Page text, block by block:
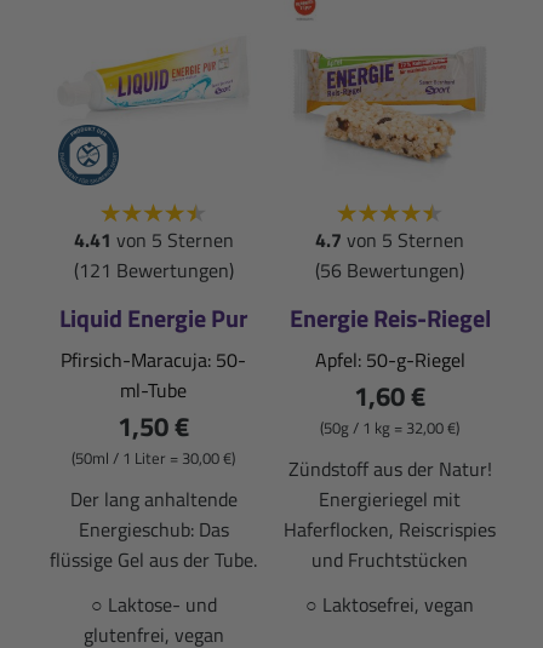
4.41 von 5 Sternen
(121 Bewertungen)
Liquid Energie Pur
Pfirsich-Maracuja: 50-
ml-Tube
1,50 €
(50ml / 1 Liter = 30,00 €)
Der lang anhaltende
Energieschub: Das
flüssige Gel aus der Tube.
○ Laktose- und
glutenfrei, vegan
4.7 von 5 Sternen
(56 Bewertungen)
Energie Reis-Riegel
Apfel: 50-g-Riegel
1,60 €
(50g / 1 kg = 32,00 €)
Zündstoff aus der Natur!
Energieriegel mit
Haferflocken, Reiscrispies
und Fruchtstücken
○ Laktosefrei, vegan